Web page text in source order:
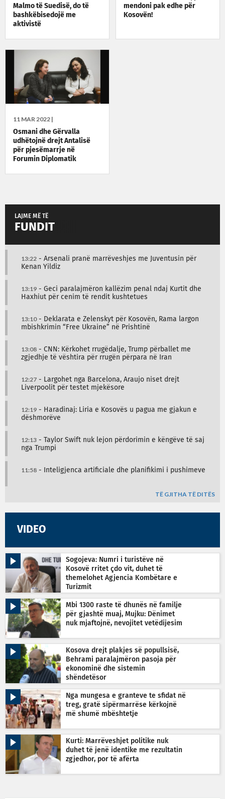
Malmo të Suedisë, do të
bashkëbisedojë me
aktivistë
mendoni pak edhe për
Kosovën!
11 MAR 2022 |
Osmani dhe Gërvalla
udhëtojnë drejt Antalisë
për pjesëmarrje në
Forumin Diplomatik
LAJME MË TË
FUNDIT
13:22 - Arsenali pranë marrëveshjes me Juventusin për
Kenan Yildiz
13:19 - Geci paralajmëron kallëzim penal ndaj Kurtit dhe
Haxhiut për cenim të rendit kushtetues
13:10- Deklarata e Zelenskyt për Kosovën, Rama largon
mbishkrimin “Free Ukraine” në Prishtinë
13:08 - CNN: Kërkohet rrugëdalje, Trump përballet me
zgjedhje të vështira për rrugën përpara në Iran
12:27 - Largohet nga Barcelona, Araujo niset drejt
Liverpoolit për testet mjekësore
12:19 - Haradinaj: Liria e Kosovës u pagua me gjakun e
dëshmorëve
12:13 - Taylor Swift nuk lejon përdorimin e këngëve të saj
nga Trumpi
11:58 - Inteligjenca artificiale dhe planifikimi i pushimeve
TË GJITHA TË DITËS
VIDEO
Sogojeva: Numri i turistëve në
Kosovë rritet çdo vit, duhet të
themelohet Agjencia Kombëtare e
Turizmit
Mbi 1300 raste të dhunës në familje
për gjashtë muaj, Mujku: Dënimet
nuk mjaftojnë, nevojitet vetëdijesim
Kosova drejt plakjes së popullsisë,
Behrami paralajmëron pasoja për
ekonominë dhe sistemin
shëndetësor
Nga mungesa e granteve te sfidat në
treg, gratë sipërmarrëse kërkojnë
më shumë mbështetje
Kurti: Marrëveshjet politike nuk
duhet të jenë identike me rezultatin
zgjedhor, por të afërta